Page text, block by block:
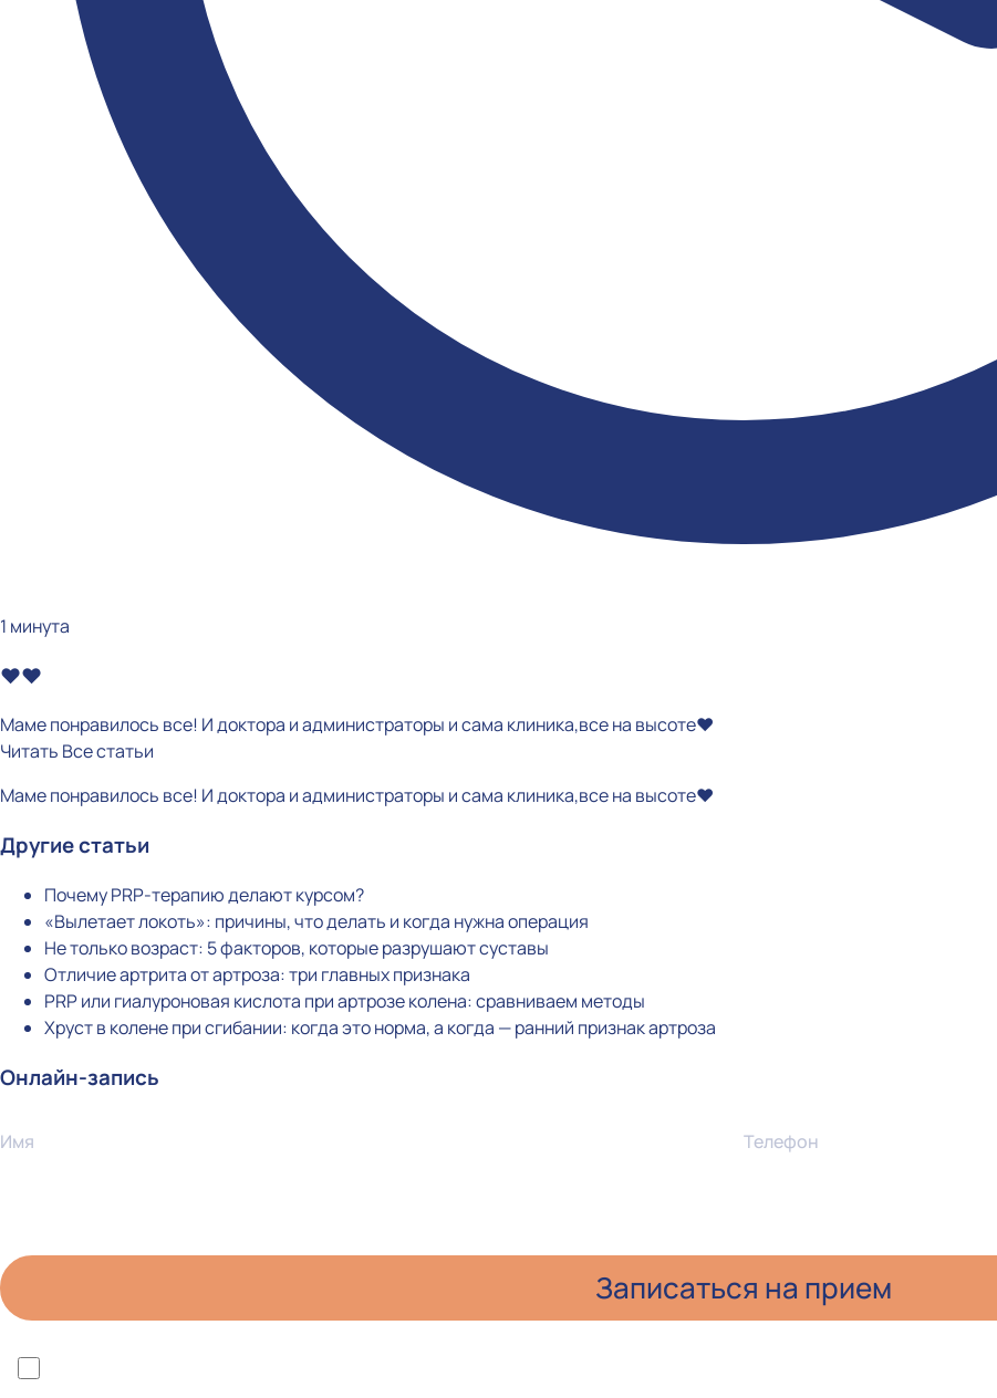
1 минута
❤️❤️
Маме понравилось все! И доктора и администраторы и сама клиника,все на высоте❤️
Читать Все статьи
Маме понравилось все! И доктора и администраторы и сама клиника,все на высоте❤️
Другие статьи
Почему PRP-терапию делают курсом?
«Вылетает локоть»: причины, что делать и когда нужна операция
Не только возраст: 5 факторов, которые разрушают суставы
Отличие артрита от артроза: три главных признака
PRP или гиалуроновая кислота при артрозе колена: сравниваем методы
Хруст в колене при сгибании: когда это норма, а когда — ранний признак артроза
Онлайн-запись
Имя Телефон